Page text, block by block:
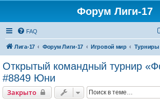
Форум Лиги-17
FAQ
Лига-17 Форум Лиги-17 Игровой мир Турниры
Открытый командный турнир
#8849 Юни
Закрыто